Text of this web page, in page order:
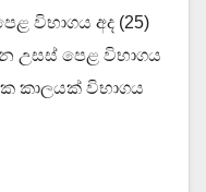
විභාගය අද (25)
උසස් පෙළ විභාගය
කාලයක් විභාගය